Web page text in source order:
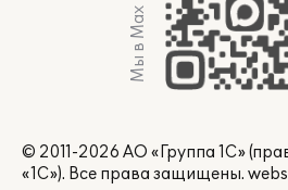
Мы в Max
© 2011-2026 АО «Группа 1С»
«1С»). Все права защищены.